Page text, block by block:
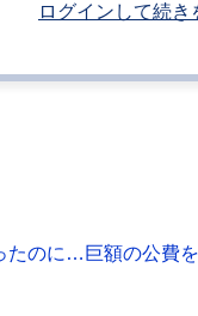
ログインして続き
たのに…巨額の公費